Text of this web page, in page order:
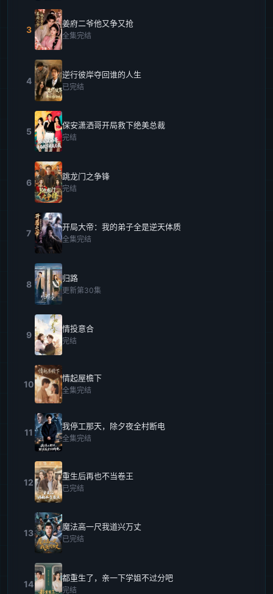
3
姜府二爷他又争又抢
全集完结
4
逆行彼岸夺回谁的人生
已完结
5
保安潇洒哥开局救下绝美总裁
完结
6
跳龙门之争锋
完结
7
开局大帝：我的弟子全是逆天体质
全集完结
8
归路
更新第30集
9
情投意合
完结
10
情起屋檐下
全集完结
11
我停工那天，除夕夜全村断电
全集完结
12
重生后再也不当卷王
已完结
13
魔法高一尺我道兴万丈
已完结
14
都重生了，亲一下学姐不过分吧
完结